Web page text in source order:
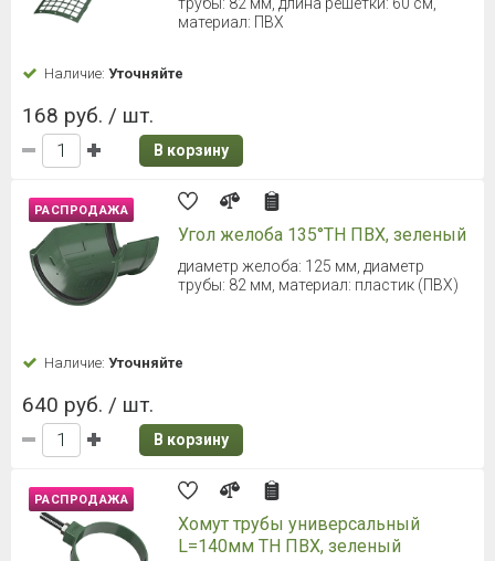
материал: ПВХ
Наличие: Уточняйте
168 руб. / шт.
В корзину
РАСПРОДАЖА
Угол желоба 135°ТН ПВХ, зеленый
диаметр желоба: 125 мм, диаметр
трубы: 82 мм, материал: пластик (ПВХ)
Наличие: Уточняйте
640 руб. / шт.
В корзину
РАСПРОДАЖА
Хомут трубы универсальный
L=140мм ТН ПВХ, зеленый